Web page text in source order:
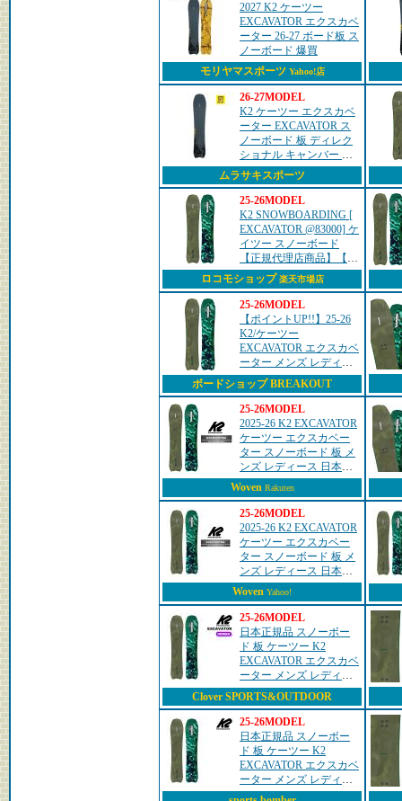
2027 K2 ケーツー
EXCAVATOR エクスカベ
ーター 26-27 ボード板 ス
ノーボード 爆買
モリヤマスポーツ Yahoo!店
26-27MODEL
K2 ケーツー エクスカベ
ーター EXCAVATOR ス
ノーボード 板 ディレク
ショナル キャンバー カ
ービング パウダー ボリ
ュームシフト メンズ 26-
27 早期購入
ムラサキスポーツ
25-26MODEL
K2 SNOWBOARDING [
EXCAVATOR @83000] ケ
イツー スノーボード
【正規代理店商品】【送
料無料】【 スノボ 用
品】
ロコモショップ楽天市場店
25-26MODEL
【ポイントUP!!】25-26
K2/ケーツー
EXCAVATOR エクスカベ
ーター メンズ レディー
ス パウダー カービング
スノーボード 板 2026 型
落ち
ボードショップ BREAKOUT
25-26MODEL
2025-26 K2 EXCAVATOR
ケーツー エクスカベー
ター スノーボード 板 メ
ンズ レディース 日本正
規品 25-26
Woven Rakuten
25-26MODEL
2025-26 K2 EXCAVATOR
ケーツー エクスカベー
ター スノーボード 板 メ
ンズ レディース 日本正
規品 25-26
Woven Yahoo!
25-26MODEL
日本正規品 スノーボー
ド 板 ケーツー K2
EXCAVATOR エクスカベ
ーター メンズ レディー
ス 25-26
Clover SPORTS&OUTDOOR
25-26MODEL
日本正規品 スノーボー
ド 板 ケーツー K2
EXCAVATOR エクスカベ
ーター メンズ レディー
ス 25-26